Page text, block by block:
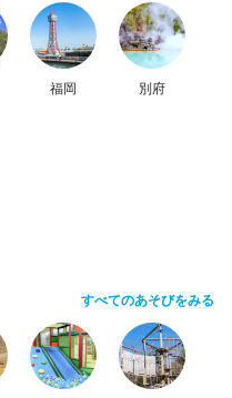
福岡 別府
すべてのあそびをみる